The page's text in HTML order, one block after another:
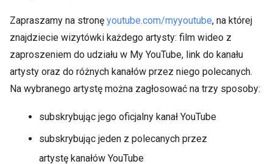
Zapraszamy na stronę youtube.com/myyoutube, na której
znajdziecie wizytówki każdego artysty: film wideo z
zaproszeniem do udziału w My YouTube, link do kanału
artysty oraz do różnych kanałów przez niego polecanych.
Na wybranego artystę można zagłosować na trzy sposoby:
subskrybując jego oficjalny kanał YouTube
subskrybując jeden z polecanych przez
artystę kanałów YouTube